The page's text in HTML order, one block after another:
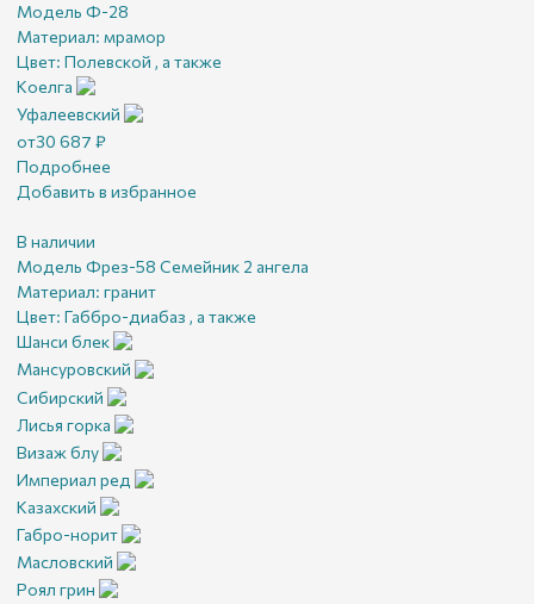
Модель Ф-28
Материал: мрамор
Цвет: Полевской , а также
Коелга
Уфалеевский
от30 687 ₽
Подробнее
Добавить в избранное
В наличии
Модель Фрез-58 Семейник 2 ангела
Материал: гранит
Цвет: Габбро-диабаз , а также
Шанси блек
Мансуровский
Сибирский
Лисья горка
Визаж блу
Империал ред
Казахский
Габро-норит
Масловский
Роял грин